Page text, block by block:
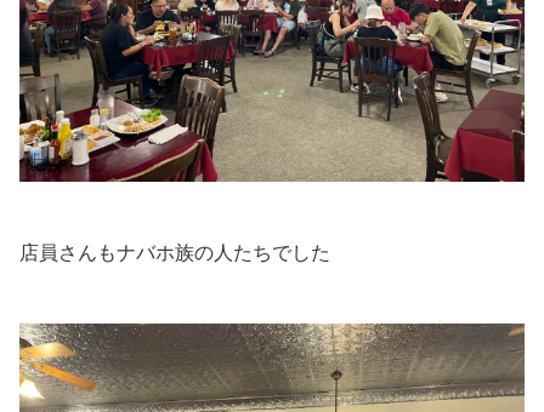
店員さんもナバホ族の人たちでした